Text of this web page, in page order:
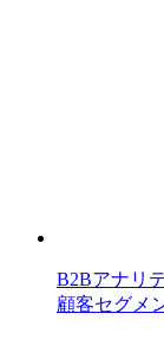
B2Bアナリ
顧客セグメ